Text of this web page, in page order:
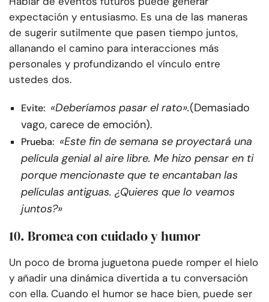
expectación y entusiasmo. Es una de las maneras
de sugerir sutilmente que pasen tiempo juntos,
allanando el camino para interacciones más
personales y profundizando el vínculo entre
ustedes dos.
Evite: «Deberíamos pasar el rato».(Demasiado
vago, carece de emoción).
Prueba: «Este fin de semana se proyectará una
película genial al aire libre. Me hizo pensar en ti
porque mencionaste que te encantaban las
películas antiguas. ¿Quieres que lo veamos
juntos?»
10. Bromea con cuidado y humor
Un poco de broma juguetona puede romper el hielo
y añadir una dinámica divertida a tu conversación
con ella. Cuando el humor se hace bien, puede ser